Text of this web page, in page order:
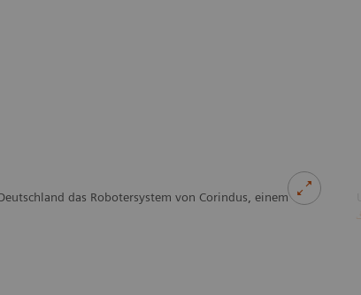
das Robotersystem von Corindus, einem